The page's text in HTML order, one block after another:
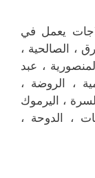
يعمل في
، الصالحية ،
، عبد
، الروضة ،
، اليرموك
، الدوحة ،